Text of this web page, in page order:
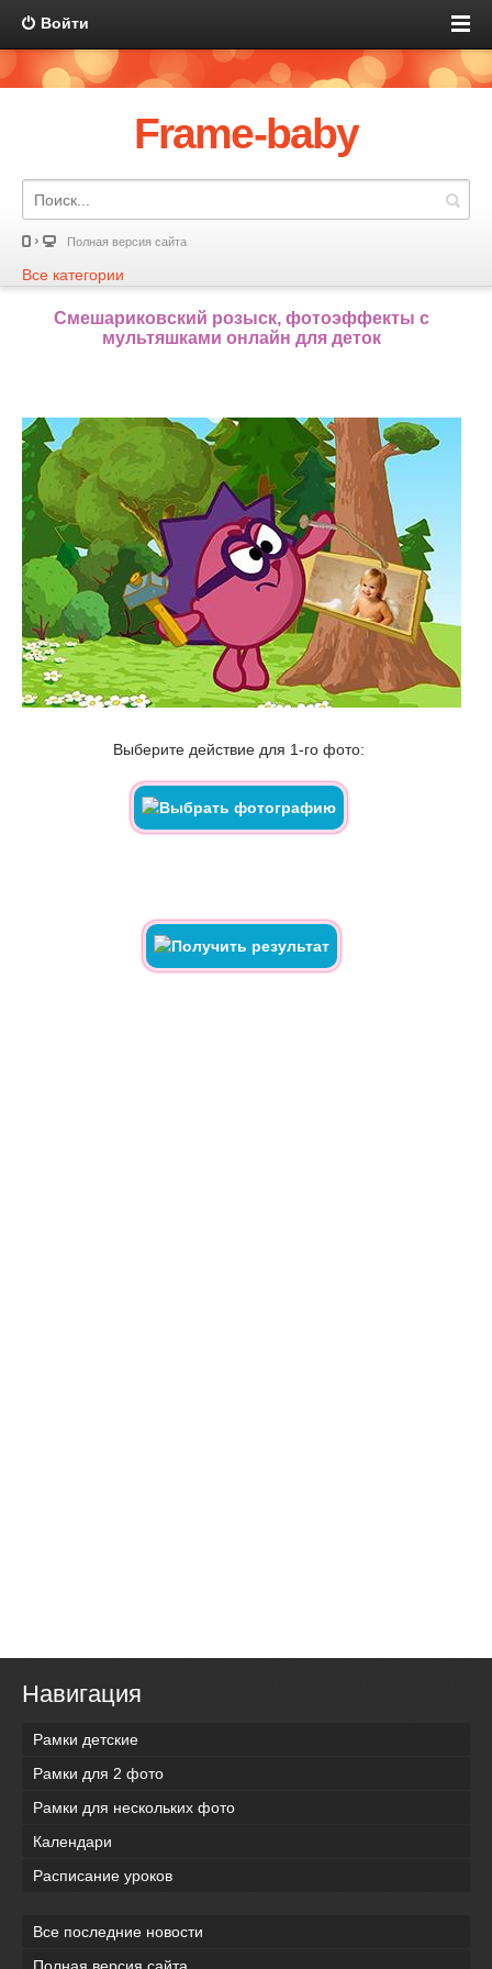
Войти
Frame-baby
Полная версия сайта
Все категории
Смешариковский розыск, фотоэффекты с
мультяшками онлайн для деток
Выберите действие для 1-го фото:
Навигация
Рамки детские
Рамки для 2 фото
Рамки для нескольких фото
Календари
Расписание уроков
Все последние новости